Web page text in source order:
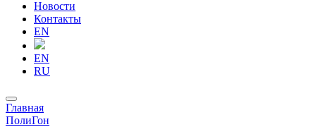
Новости
Контакты
EN
EN
RU
Главная
ПолиГон